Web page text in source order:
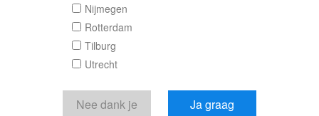
Verstuur je bericht
Door een bericht te sturen kom je in contact met de
aanbieder of makelaar van de woning.
Nijmegen
Rotterdam
Tilburg
Utrecht
Nee dank je Ja graag